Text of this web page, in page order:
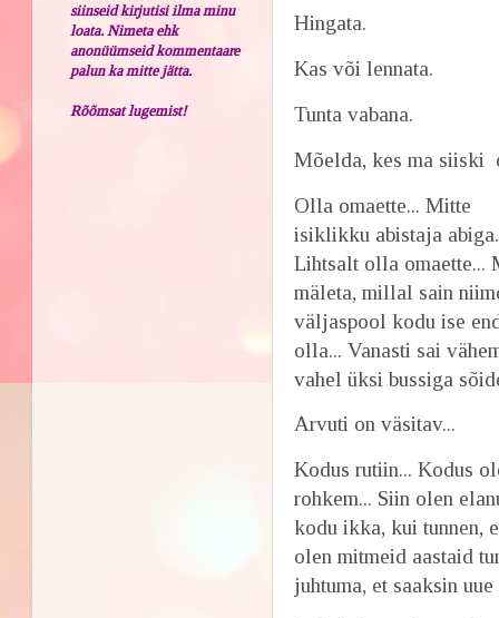
Hingata.
Kas või lennata.
Tunta vabana.
Mõelda, kes ma siiski
Olla omaette... Mitte
isiklikku abistaja
Lihtsalt olla omaette...
mäleta, millal sain
väljaspool kodu ise
olla... Vanasti sai
vahel üksi bussiga
Arvuti on väsitav...
Kodus rutiin... Kodus
rohkem... Siin olen
kodu ikka, kui tunnen,
olen mitmeid aastaid
juhtuma, et saaksin
siinseid kirjutisi ilma minu
loata. Nimeta ehk
anonüümseid kommentaare
palun ka mitte jätta.
Rõõmsat lugemist!